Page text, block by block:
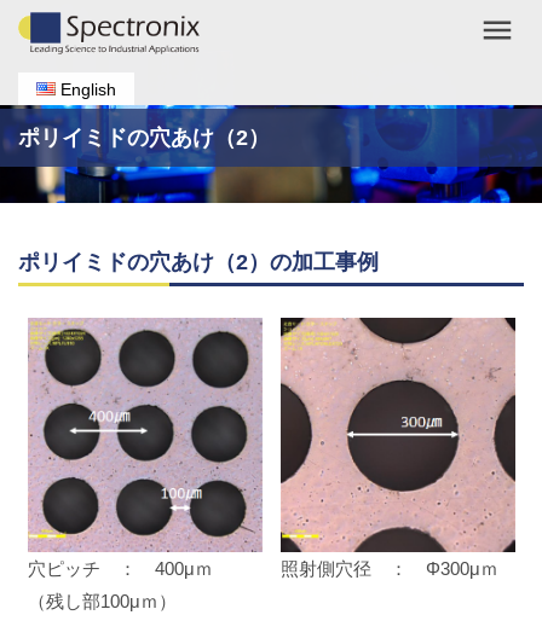
ポリイミドの穴あけ（2）
menu
English
ポリイミドの穴あけ（2）の加工事例
穴ピッチ ： 400μｍ
（残し部100μｍ）
照射側穴径 ： Φ300μｍ